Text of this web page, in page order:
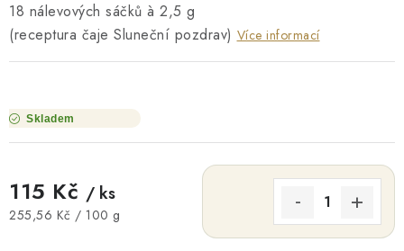
18 nálevových sáčků à 2,5 g
(receptura čaje Sluneční pozdrav) Více informací
Skladem
115 Kč / ks
Měrná cena:
255,56 Kč / 100 g